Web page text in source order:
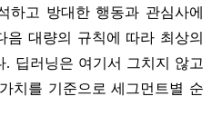
하고 방대한 행동과 관심사에
음 대량의 규칙에 따라 최상의
딥러닝은 여기서 그치지 않고
치를 기준으로 세그먼트별 순